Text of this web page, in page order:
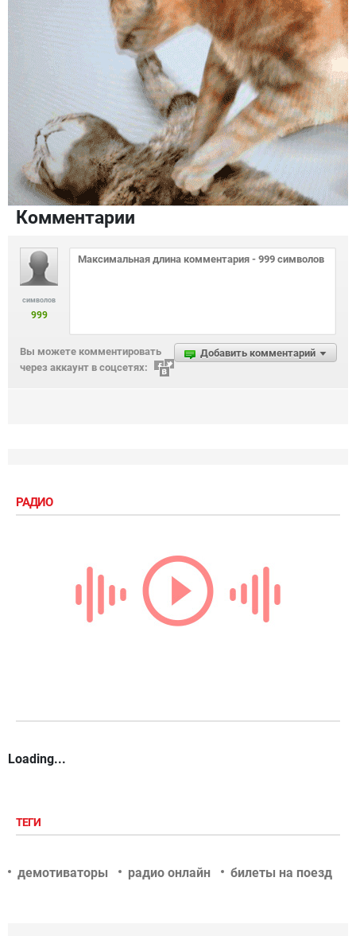
Комментарии
символов
999
Добавить комментарий
Вы можете комментировать
через аккаунт в соцсетях:
РАДИО
Loading...
ТЕГИ
демотиваторы радио онлайн билеты на поезд